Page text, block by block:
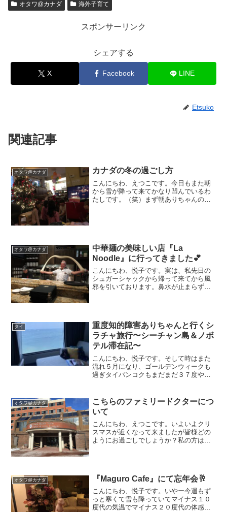
オタワ@カナダ 海外子育て
スポンサーリンク
シェアする
X Facebook LINE
Etsuko
関連記事
オタワ@カナダ カナダの冬の過ごし方
こんにちわ、えつこです。今日もまた朝
から雪が降って来てかなり凹んでいるわ
たしです。（笑）まず朝ありちゃんのタ
オタワ@カナダ
中華麺の美味しい店『La
Noodle』に行ってきました💕
こんにちわ、悦子です。実は、私先日の
シュガーシャックから帰って来てから風
邪を引いております。鼻水が止まらず鼻
風邪良くならないかなーな...
タイ
重度知的障害ありちゃんと行くシ
ラチャ旅行〜シーチャン島＆ノボ
テル滞在記〜
こんにちわ、悦子です。そして時はまた
流れ５月になり、ゴールデンウィークも
過ぎタイバンコクもまだまだ３７度や３
しくなってきたように感じます。そして
バンコクは日本と違いゴー...
オタワ@カナダ
こちらのファミリードクターにつ
いて
こんにちわ、えつこです。いよいよクリ
スマスが近くなって来ましたが皆様どの
ようにお過ごしでしょうか？私の方は今
押し迫った今日私のファミ...
オタワ@カナダ 『Maguro Cafe』にて忘年会🥂
こんにちわ、悦子です。いやー今週もず
っと寒くて雪も降っていてマイナス１０
度代の気温でマイナス２０度代の体感温